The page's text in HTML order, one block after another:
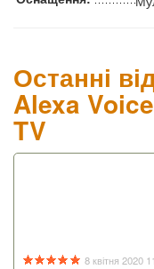
Останні
Alexa
TV
8 квітня 2020